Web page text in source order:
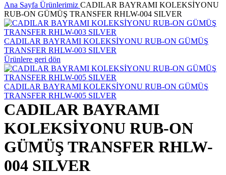
Ana Sayfa Ürünlerimiz CADILAR BAYRAMI KOLEKSİYONU
RUB-ON GÜMÜŞ TRANSFER RHLW-004 SILVER
CADILAR BAYRAMI KOLEKSİYONU RUB-ON GÜMÜŞ
TRANSFER RHLW-003 SILVER
Ürünlere geri dön
CADILAR BAYRAMI KOLEKSİYONU RUB-ON GÜMÜŞ
TRANSFER RHLW-005 SILVER
CADILAR BAYRAMI
KOLEKSİYONU RUB-ON
GÜMÜŞ TRANSFER RHLW-
004 SILVER